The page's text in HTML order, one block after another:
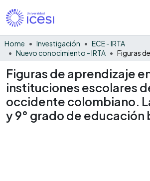
Home Investigación
ECE - IRTA
Nuevo conocimiento - IRTA
Figuras de aprendizaje
instituciones escolares
occidente colombiano.
y 9° grado de educación